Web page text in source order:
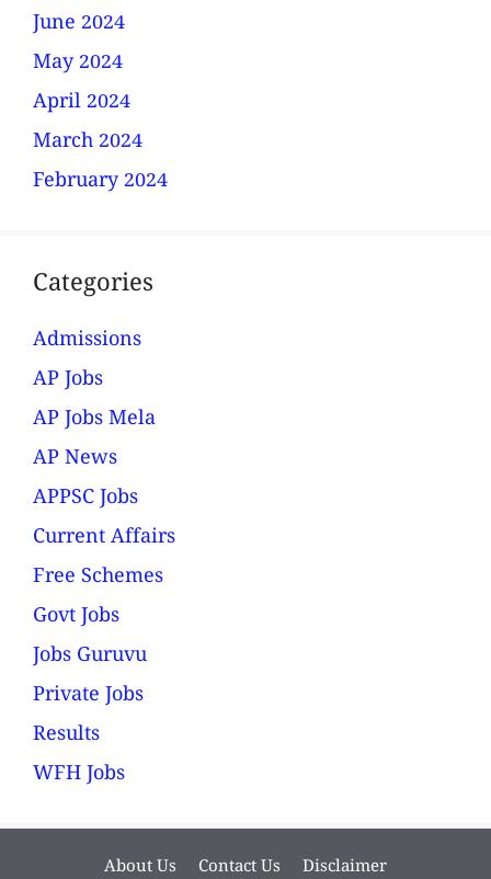
June 2024
May 2024
April 2024
March 2024
February 2024
Categories
Admissions
AP Jobs
AP Jobs Mela
AP News
APPSC Jobs
Current Affairs
Free Schemes
Govt Jobs
Jobs Guruvu
Private Jobs
Results
WFH Jobs
About Us Contact Us Disclaimer